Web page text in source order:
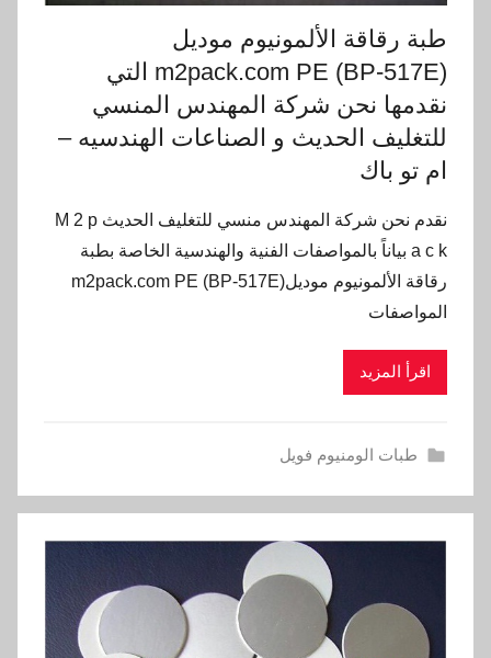
طبة رقاقة الألمونيوم موديل
m2pack.com PE (BP-517E) التي
نقدمها نحن شركة المهندس المنسي
للتغليف الحديث و الصناعات الهندسيه –
ام تو باك
نقدم نحن شركة المهندس منسي للتغليف الحديث M 2 p
a c k بياناً بالمواصفات الفنية والهندسية الخاصة بطبة
رقاقة الألمونيوم موديلm2pack.com PE (BP-517E)
المواصفات
اقرأ المزيد
طبات الومنيوم فويل